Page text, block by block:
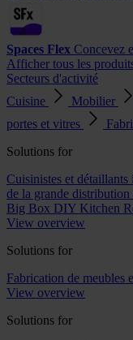
Spaces Flex Concevez
Afficher tous les
Secteurs d'activité
Cuisine
Mobilier
portes et vitres
Solutions for
Cuisinistes et détaillants
de la grande distribution
Big Box DIY Kitchen
View overview
Solutions for
Fabrication de meubles
View overview
Solutions for